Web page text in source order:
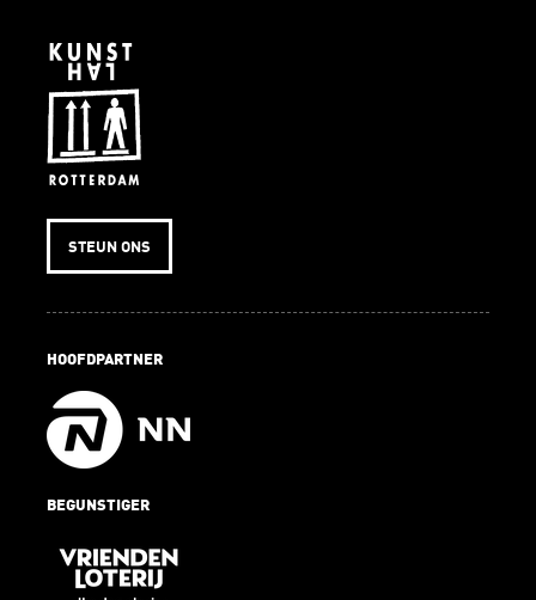
STEUN ONS
HOOFDPARTNER
BEGUNSTIGER